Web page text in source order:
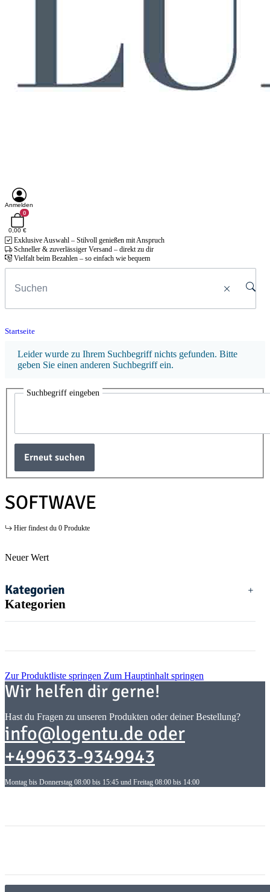
Anmelden
0
0,00 €
Exklusive Auswahl – Stilvoll genießen mit Anspruch
Schneller & zuverlässiger Versand – direkt zu dir
Vielfalt beim Bezahlen – so einfach wie bequem
Startseite
x
Leider wurde zu Ihrem Suchbegriff nichts gefunden. Bitte
geben Sie einen anderen Suchbegriff ein.
Suchbegriff eingeben
Erneut suchen
SOFTWAVE
Hier findest du 0 Produkte
Neuer Wert
Kategorien
Kategorien
Zur Produktliste springen Zum Hauptinhalt springen
Wir helfen dir gerne!
Hast du Fragen zu unseren Produkten oder deiner Bestellung?
info@logentu.de oder
+499633-9349943
Montag bis Donnerstag 08:00 bis 15:45 und Freitag 08:00 bis 14:00